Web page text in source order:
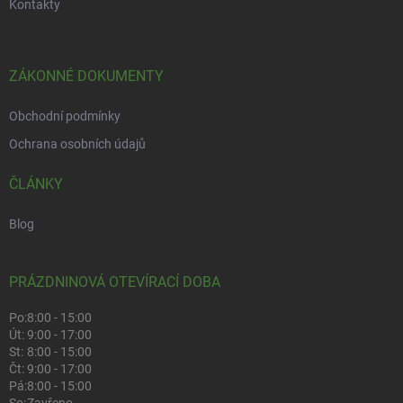
Kontakty
ZÁKONNÉ DOKUMENTY
Obchodní podmínky
Ochrana osobních údajů
ČLÁNKY
Blog
PRÁZDNINOVÁ OTEVÍRACÍ DOBA
Po:8:00 - 15:00
Út:9:00 - 17:00
St: 8:00 - 15:00
Čt:9:00 - 17:00
Pá:8:00 - 15:00